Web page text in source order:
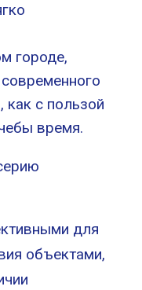
городе,
как с пользой
время.
для
объектами,